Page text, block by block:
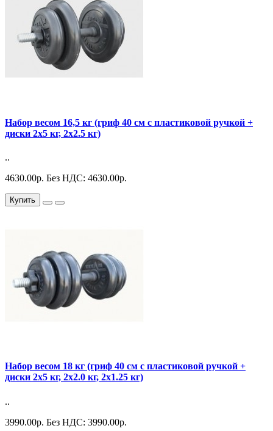
Набор весом 16,5 кг (гриф 40 см с пластиковой ручкой +
диски 2х5 кг, 2х2.5 кг)
..
4630.00р. Без НДС: 4630.00р.
Купить
Набор весом 18 кг (гриф 40 см с пластиковой ручкой +
диски 2х5 кг, 2х2.0 кг, 2х1.25 кг)
..
3990.00р. Без НДС: 3990.00р.